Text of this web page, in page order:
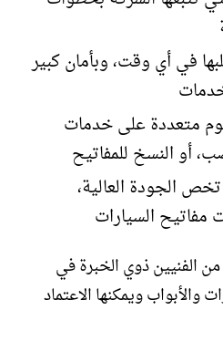
في أي وقت، وبأمان كبير
متعددة على خدمات
أو النسخ للمفاتيح
تخص الجودة العالية،
مفاتيح السيارات
الفنيين ذوي الخبرة في
والأبواب ويمكنها الاعتماد